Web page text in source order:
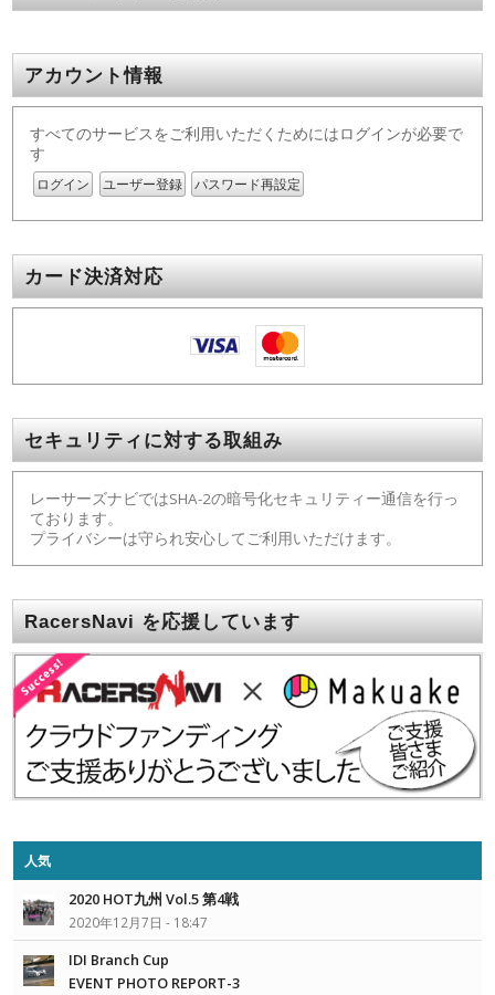
アカウント情報
すべてのサービスをご利用いただくためにはログインが必要で
す
ログイン ユーザー登録 パスワード再設定
カード決済対応
セキュリティに対する取組み
レーサーズナビではSHA-2の暗号化セキュリティー通信を行っ
ております。
プライバシーは守られ安心してご利用いただけます。
RacersNavi を応援しています
人気
2020 HOT九州 Vol.5 第4戦
2020年12月7日 - 18:47
IDI Branch Cup
EVENT PHOTO REPORT-3